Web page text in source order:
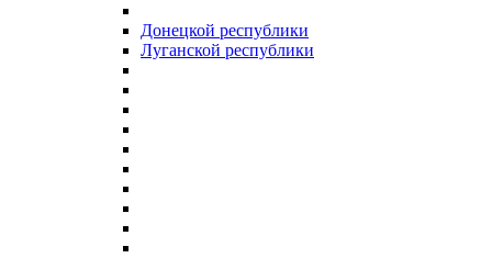
Донецкой республики
Луганской республики